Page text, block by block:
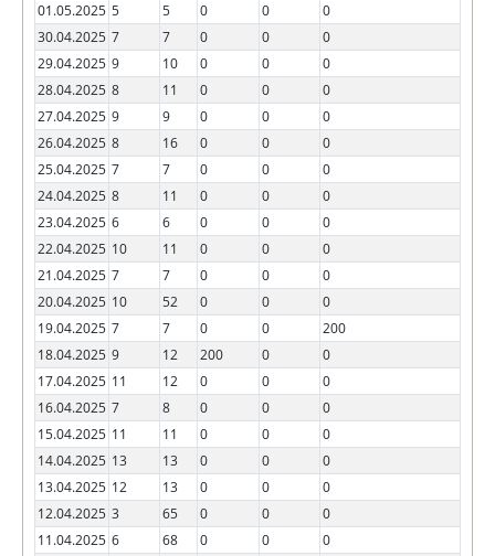
01.05.2025 5 5 0 0
0
30.04.2025 7 7 0 0
0
29.04.2025 9 10 0 0
0
28.04.2025 8 11 0 0
0
27.04.2025 9 9 0 0
0
26.04.2025 8 16 0 0
0
25.04.2025 7 7 0 0
0
24.04.2025 8 11 0 0
0
23.04.2025 6 6 0 0
0
22.04.2025 10 11 0 0
0
21.04.2025 7 7 0 0
0
20.04.2025 10 52 0 0
0
19.04.2025 7 7 0 0
200
18.04.2025 9 12 200 0
0
17.04.2025 11 12 0 0
0
16.04.2025 7 8 0 0
0
15.04.2025 11 11 0 0
0
14.04.2025 13 13 0 0
0
13.04.2025 12 13 0 0
0
12.04.2025 3 65 0 0
0
11.04.2025 6 68 0 0
0